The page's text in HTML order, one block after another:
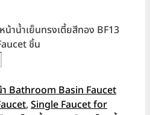
น้าน้ำเย็นทรงเตี้ยสีทอง BF13
ชิ้น
Bathroom Basin Faucet
, Single Faucet for